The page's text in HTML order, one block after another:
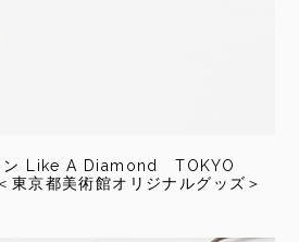
ン Like A Diamond TOKYO
東京都美術館オリジナルグッズ＞